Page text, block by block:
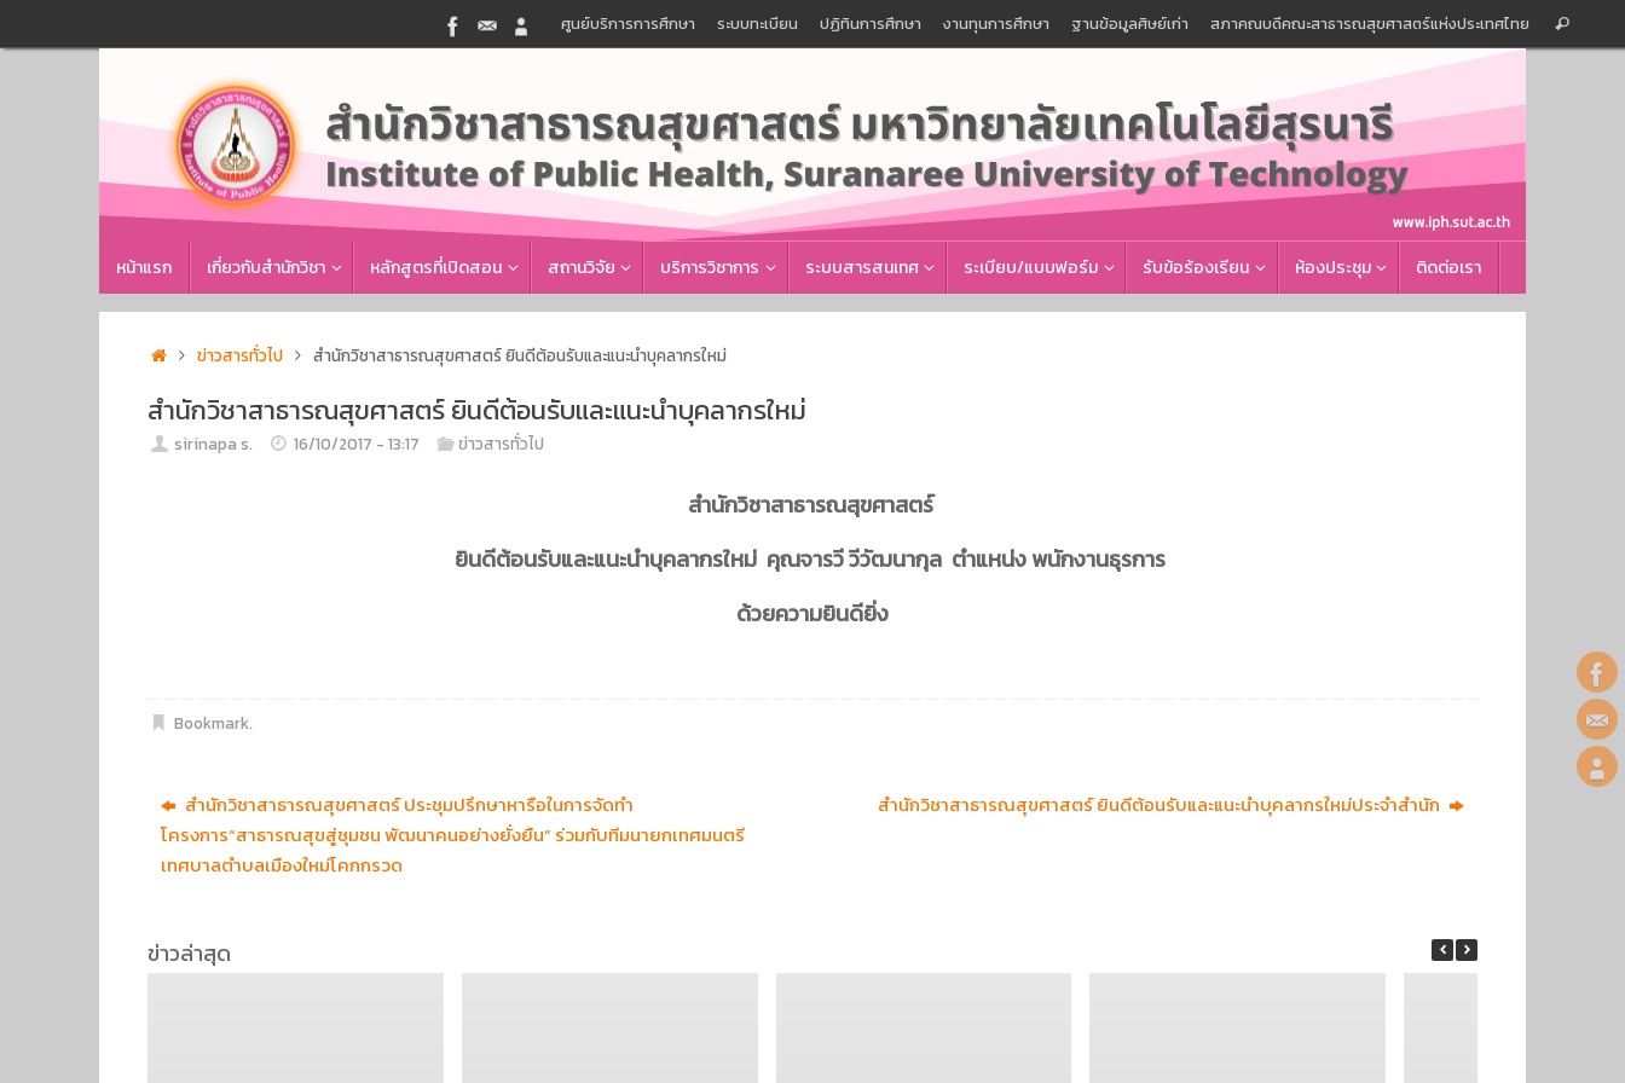
to
ศูนย์บริการการศึกษา ระบบทะเบียน ปฏิทินการศึกษา งานทุนการศึกษา ฐานข้อมูลศิษย์เก่า สภาคณบดีคณะสาธารณสุขศาสตร์แห่งประเทศไทย
for:
Search
หน้าแรก เกี่ยวกับสำนักวิชา หลักสูตรที่เปิดสอน สถานวิจัย บริการวิชาการ ระบบสารสนเทศ ระเบียบ/แบบฟอร์ม รับข้อร้องเรียน ห้องประชุม ติดต่อเรา
Homeข่าวสารทั่วไป สำนักวิชาสาธารณสุขศาสตร์ ยินดีต้อนรับและแนะนำบุคลากรใหม่
สำนักวิชาสาธารณสุขศาสตร์ ยินดีต้อนรับและแนะนำบุคลากรใหม่
sirinapa s. 16/10/2017 - 13:17 ข่าวสารทั่วไป
สำนักวิชาสาธารณสุขศาสตร์
ยินดีต้อนรับและแนะนำบุคลากรใหม่ คุณจารวี วีวัฒนากุล ตำแหน่ง พนักงานธุรการ
ด้วยความยินดียิ่ง
Bookmark.
สำนักวิชาสาธารณสุขศาสตร์ ประชุมปรึกษาหารือในการจัดทำ
โครงการ“สาธารณสุขสู่ชุมชน พัฒนาคนอย่างยั่งยืน” ร่วมกับทีมนายกเทศมนตรี
เทศบาลตำบลเมืองใหม่โคกกรวด
สำนักวิชาสาธารณสุขศาสตร์ ยินดีต้อนรับและแนะนำบุคลากรใหม่ประจำสำนัก
ข่าวล่าสุด